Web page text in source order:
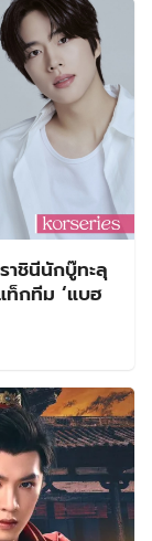
าชินีนักบู๊ทะลุ
ท็กทีม ‘แบฮ